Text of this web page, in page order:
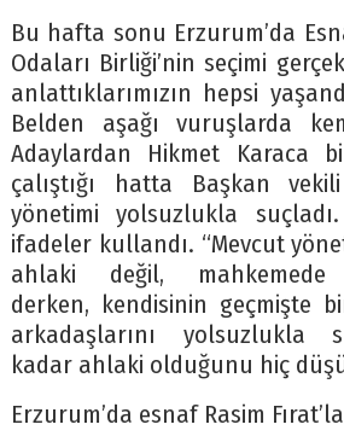
Bu hafta sonu Erzurum’da
Odaları Birliği’nin seçimi
anlattıklarımızın hepsi
Belden aşağı vuruşlarda
Adaylardan Hikmet Karaca
çalıştığı hatta Başkan
yönetimi yolsuzlukla
ifadeler kullandı. “Mevcut
ahlaki değil, mahkemede
derken, kendisinin geçmişte
arkadaşlarını yolsuzlukla
kadar ahlaki olduğunu hiç
Erzurum’da esnaf Rasim